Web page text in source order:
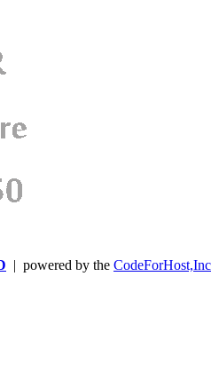
| powered by the CodeForHost,Inc